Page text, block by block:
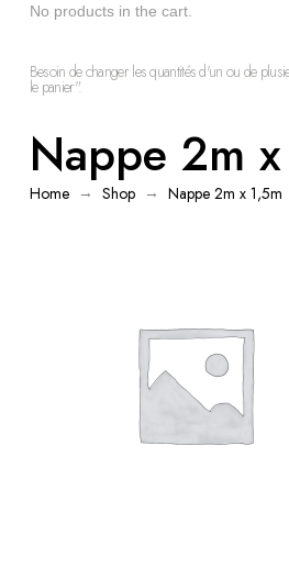
No products in the cart.
Besoin de changer les quantités d'un ou de
le panier".
Nappe 2m
Home → Shop → Nappe 2m x 1,5m